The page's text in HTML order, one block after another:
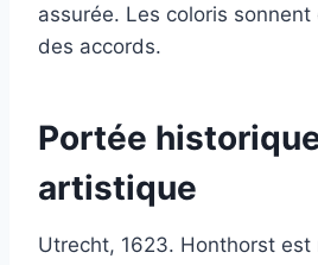
assurée. Les coloris
des accords.
Portée
artistique
Utrecht, 1623. Honthorst est